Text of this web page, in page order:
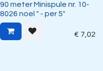
90 meter Minispule nr. 10-
8026 noel " - per 5"
€ 7,02